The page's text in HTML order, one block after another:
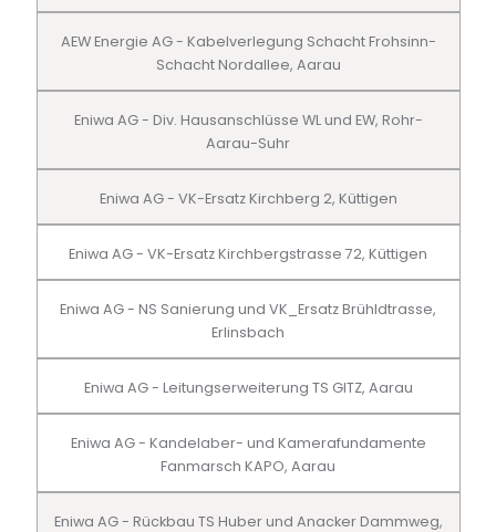
AEW Energie AG - Kabelverlegung Schacht Frohsinn-
Schacht Nordallee, Aarau
Eniwa AG - Div. Hausanschlüsse WL und EW, Rohr-
Aarau-Suhr
Eniwa AG - VK-Ersatz Kirchberg 2, Küttigen
Eniwa AG - VK-Ersatz Kirchbergstrasse 72, Küttigen
Eniwa AG - NS Sanierung und VK_Ersatz Brühldtrasse,
Erlinsbach
Eniwa AG - Leitungserweiterung TS GITZ, Aarau
Eniwa AG - Kandelaber- und Kamerafundamente
Fanmarsch KAPO, Aarau
Eniwa AG - Rückbau TS Huber und Anacker Dammweg,